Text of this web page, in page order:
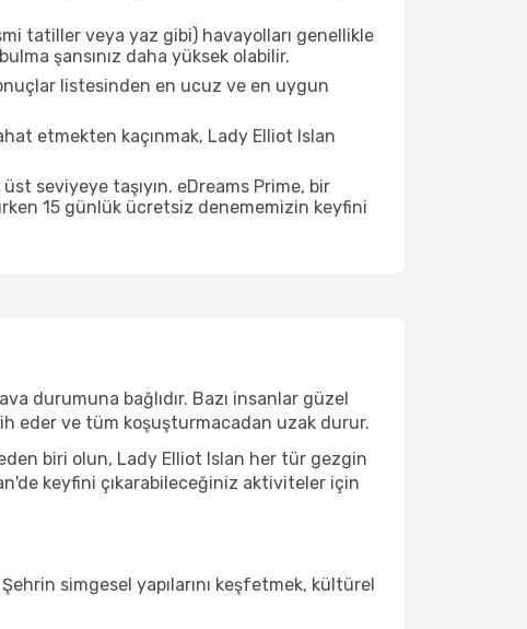
tatiller veya yaz gibi) havayolları genellikle
şansınız daha yüksek olabilir.
listesinden en ucuz ve en uygun
etmekten kaçınmak, Lady Elliot Islan
seviyeye taşıyın. eDreams Prime, bir
15 günlük ücretsiz denememizin keyfini
durumuna bağlıdır. Bazı insanlar güzel
eder ve tüm koşuşturmacadan uzak durur.
biri olun, Lady Elliot Islan her tür gezgin
keyfini çıkarabileceğiniz aktiviteler için
simgesel yapılarını keşfetmek, kültürel